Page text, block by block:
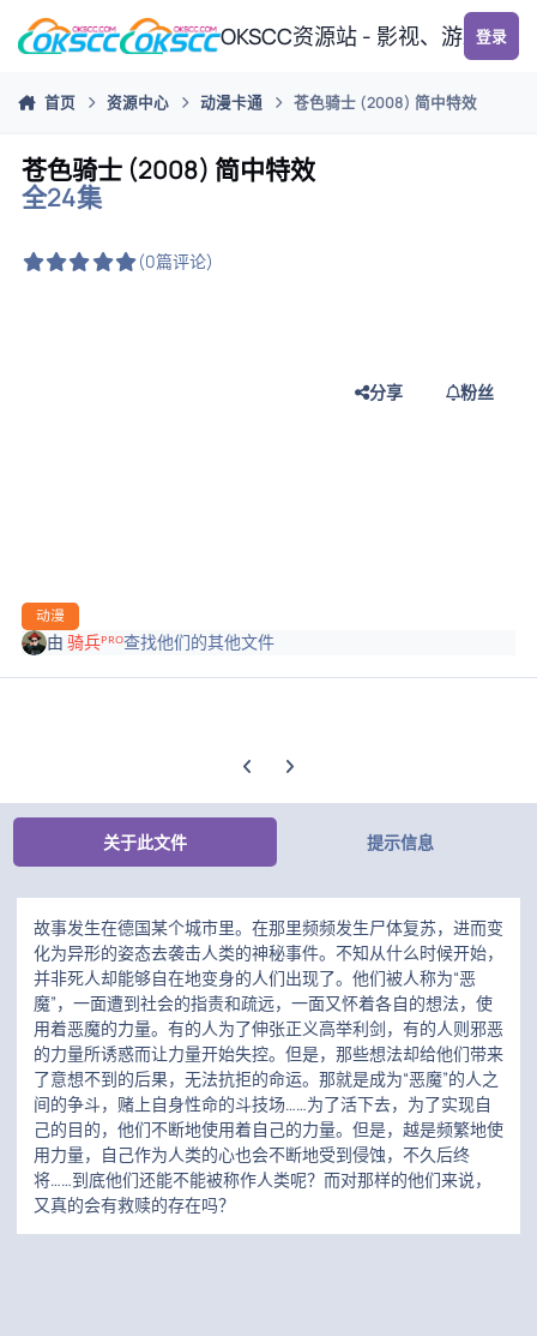
跳转到帖子
OKSCC资源站 - 影视、游戏、
登录
首页 资源中心 动漫卡通 苍色骑士 (2008) 简中特效
苍色骑士 (2008) 简中特效
全24集
(0篇评论)
动漫
分享 粉丝
由骑兵ᴾᴿᴼ查找他们的其他文件
上一张轮播幻灯片
下一张轮播幻灯片
关于此文件 提示信息
故事发生在德国某个城市里。在那里频频发生尸体复苏，进而变
化为异形的姿态去袭击人类的神秘事件。不知从什么时候开始，
并非死人却能够自在地变身的人们出现了。他们被人称为“恶
魔”，一面遭到社会的指责和疏远，一面又怀着各自的想法，使
用着恶魔的力量。有的人为了伸张正义高举利剑，有的人则邪恶
的力量所诱惑而让力量开始失控。但是，那些想法却给他们带来
了意想不到的后果，无法抗拒的命运。那就是成为“恶魔”的人之
间的争斗，赌上自身性命的斗技场……为了活下去，为了实现自
己的目的，他们不断地使用着自己的力量。但是，越是频繁地使
用力量，自己作为人类的心也会不断地受到侵蚀，不久后终
将……到底他们还能不能被称作人类呢？而对那样的他们来说，
又真的会有救赎的存在吗？